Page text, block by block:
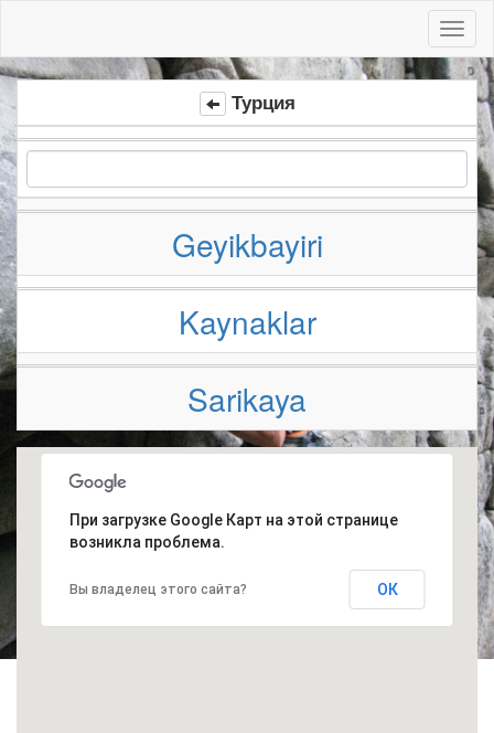
Турция
Geyikbayiri
Kaynaklar
Sarikaya
При загрузке Google Карт на этой странице
возникла проблема.
Вы владелец этого сайта? ОК